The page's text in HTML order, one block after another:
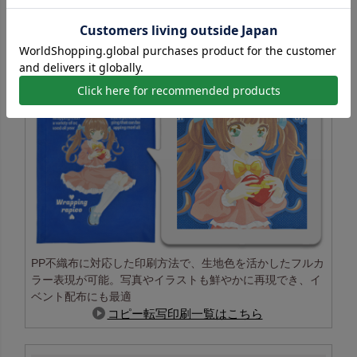
PP不織布に対応した印刷方法で、生地色を活かしたフルカ
ラー表現が可能。写真やイラストも鮮やかに再現でき、イ
ベント配布にも最適
コピー転写印刷一覧はこちら